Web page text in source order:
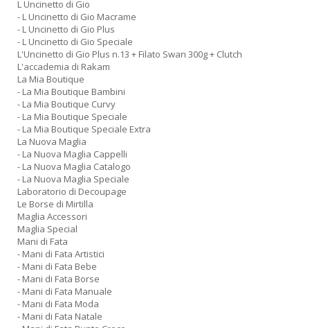
L Uncinetto di Gio
- L Uncinetto di Gio Macrame
- L Uncinetto di Gio Plus
- L Uncinetto di Gio Speciale
L'Uncinetto di Gio Plus n.13 + Filato Swan 300g + Clutch
L'accademia di Rakam
La Mia Boutique
- La Mia Boutique Bambini
- La Mia Boutique Curvy
- La Mia Boutique Speciale
- La Mia Boutique Speciale Extra
La Nuova Maglia
- La Nuova Maglia Cappelli
- La Nuova Maglia Catalogo
- La Nuova Maglia Speciale
Laboratorio di Decoupage
Le Borse di Mirtilla
Maglia Accessori
Maglia Special
Mani di Fata
- Mani di Fata Artistici
- Mani di Fata Bebe
- Mani di Fata Borse
- Mani di Fata Manuale
- Mani di Fata Moda
- Mani di Fata Natale